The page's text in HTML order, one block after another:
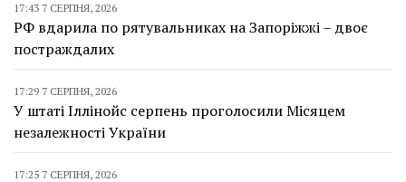
17:43 7 СЕРПНЯ, 2026
РФ вдарила по рятувальниках на Запоріжжі – двоє
постраждалих
17:29 7 СЕРПНЯ, 2026
У штаті Іллінойс серпень проголосили Місяцем
незалежності України
17:25 7 СЕРПНЯ, 2026